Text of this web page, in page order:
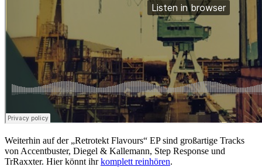
Weiterhin auf der „Retrotekt Flavours“ EP sind großartige Tracks
von Accentbuster, Diegel & Kallemann, Step Response und
TrRaxxter. Hier könnt ihrkomplett reinhören.